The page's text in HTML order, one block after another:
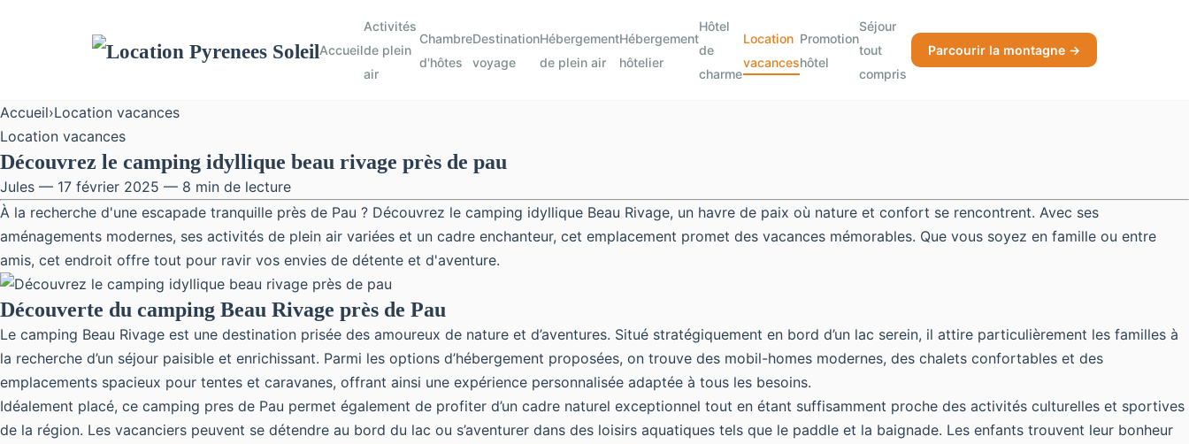
Accueil
Activités
de plein
air
Chambre
d'hôtes
Destination
voyage
Hébergement
de plein air
Hébergement
hôtelier
Hôtel
de
charme
Location
vacances
Promotion
hôtel
Séjour
tout
compris
Parcourir la montagne →
Accueil›Location vacances
Location vacances
Découvrez le camping idyllique beau rivage près de pau
Jules — 17 février 2025 — 8 min de lecture
À la recherche d'une escapade tranquille près de Pau ? Découvrez le camping idyllique Beau Rivage, un havre de paix où nature et confort se rencontrent. Avec ses
aménagements modernes, ses activités de plein air variées et un cadre enchanteur, cet emplacement promet des vacances mémorables. Que vous soyez en famille ou entre
amis, cet endroit offre tout pour ravir vos envies de détente et d'aventure.
Découverte du camping Beau Rivage près de Pau
Le camping Beau Rivage est une destination prisée des amoureux de nature et d’aventures. Situé stratégiquement en bord d’un lac serein, il attire particulièrement les familles à
la recherche d’un séjour paisible et enrichissant. Parmi les options d’hébergement proposées, on trouve des mobil-homes modernes, des chalets confortables et des
emplacements spacieux pour tentes et caravanes, offrant ainsi une expérience personnalisée adaptée à tous les besoins.
Idéalement placé, ce camping pres de Pau permet également de profiter d’un cadre naturel exceptionnel tout en étant suffisamment proche des activités culturelles et sportives
de la région. Les vacanciers peuvent se détendre au bord du lac ou s’aventurer dans des loisirs aquatiques tels que le paddle et la baignade. Les enfants trouvent leur bonheur